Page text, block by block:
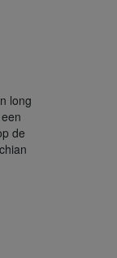
long
de